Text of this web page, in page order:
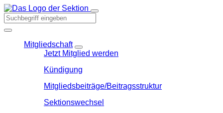
Mitgliedschaft
Jetzt Mitglied werden
Kündigung
Mitgliedsbeiträge/Beitragsstruktur
Sektionswechsel